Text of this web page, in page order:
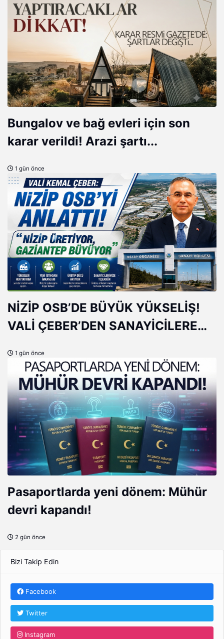
Bungalov ve bağ evleri için son
karar verildi! Arazi şartı...
1 gün önce
NİZİP OSB’DE BÜYÜK YÜKSELİŞ!
VALİ ÇEBER’DEN SANAYİCİLERE
1 gün önce
Pasaportlarda yeni dönem: Mühür
devri kapandı!
2 gün önce
Bizi Takip Edin
Facebook
Twitter
Instagram